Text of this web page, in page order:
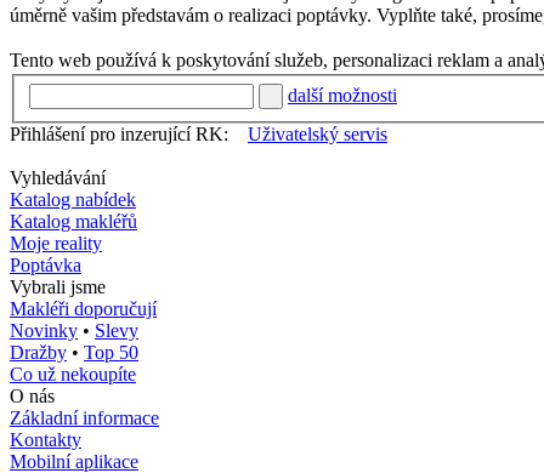
úměrně vašim představám o realizaci poptávky. Vyplňte také,
Tento web používá k poskytování služeb, personalizaci reklam a
další možnosti
Přihlášení pro inzerující RK:
Uživatelský servis
Vyhledávání
Katalog nabídek
Katalog makléřů
Moje reality
Poptávka
Vybrali jsme
Makléři doporučují
Novinky • Slevy
Dražby • Top 50
Co už nekoupíte
O nás
Základní informace
Kontakty
Mobilní aplikace